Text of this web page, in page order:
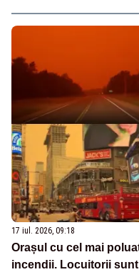
17 iul. 2026, 09:18
Orașul cu cel mai
incendii. Locuitorii